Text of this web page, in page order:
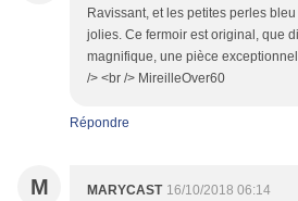
Ravissant, et les petites perles
jolies. Ce fermoir est original, que
magnifique, une pièce
/> <br /> MireilleOver60
Répondre
M MARYCAST 16/10/2018 06:14